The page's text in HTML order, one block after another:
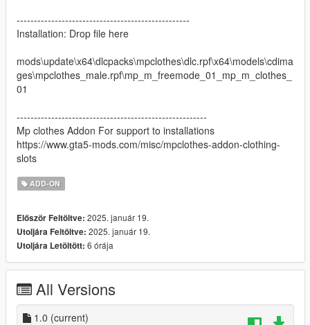
--------------------------------------------------
Installation: Drop file here
mods\update\x64\dlcpacks\mpclothes\dlc.rpf\x64\models\cdima
ges\mpclothes_male.rpf\mp_m_freemode_01_mp_m_clothes_
01
-------------------------------------------------------
Mp clothes Addon For support to installations
https://www.gta5-mods.com/misc/mpclothes-addon-clothing-
slots
ADD-ON
Először Feltöltve: 2025. január 19.
Utoljára Feltöltve: 2025. január 19.
Utoljára Letöltött: 6 órája
All Versions
1.0 (current)